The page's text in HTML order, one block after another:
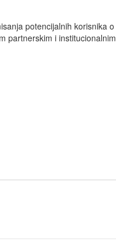
potencijalnih korisnika o
partnerskim i institucionalnim